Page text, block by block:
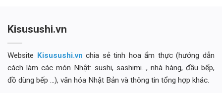
Kisusushi.vn
Website Kisusushi.vn chia sẻ tinh hoa ẩm thực (hướng dẫn
cách làm các món Nhật: sushi, sashimi..., nhà hàng, đầu bếp,
đồ dùng bếp ...), văn hóa Nhật Bản và thông tin tổng hợp khác.